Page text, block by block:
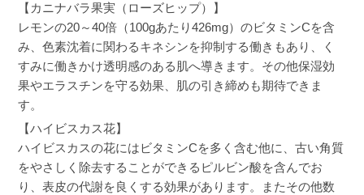
さっちゃん 購入者
滋賀県 30代
投稿日
2025/07/23
粘土状になるのが難しいですが、綺麗になりそ
うです。乾燥し過ぎるとパラパラと落ちてくる
ので要注意です。
【カニナバラ果実（ローズヒップ）】
レモンの20～40倍（100gあたり426mg）のビタミンCを含
み、色素沈着に関わるキネシンを抑制する働きもあり、く
すみに働きかけ透明感のある肌へ導きます。その他保湿効
果やエラスチンを守る効果、肌の引き締めも期待できま
す。
【ハイビスカス花】
ハイビスカスの花にはビタミンCを多く含む他に、古い角質
をやさしく除去することができるピルビン酸を含んでお
り、表皮の代謝を良くする効果があります。またその他数